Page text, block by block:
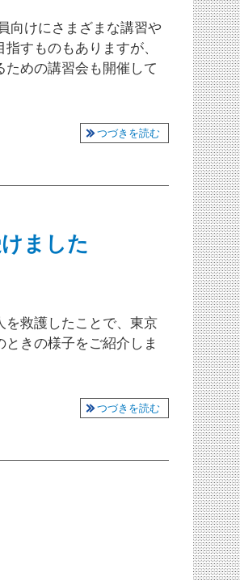
向けにさまざまな講習や
すものもありますが、
めの講習会も開催して
つづきを読む
ました
を救護したことで、東京
きの様子をご紹介しま
つづきを読む